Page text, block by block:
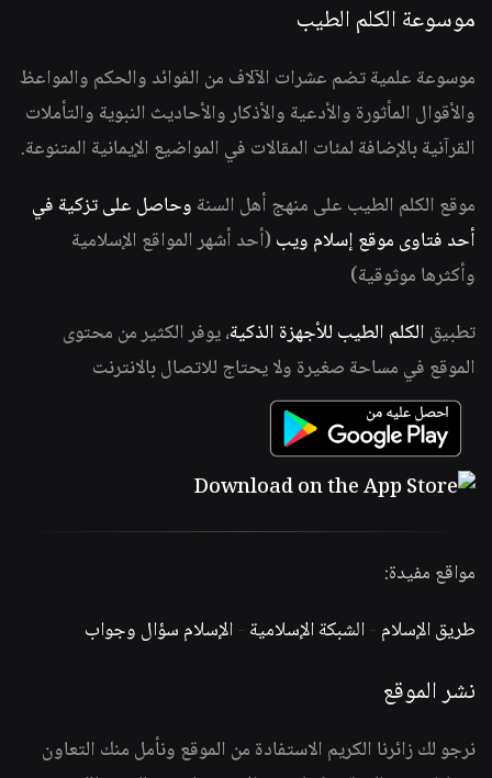
موسوعة الكلم الطيب
موسوعة علمية تضم عشرات الآلاف من الفوائد والحكم والمواعظ
والأقوال المأثورة والأدعية والأذكار والأحاديث النبوية والتأملات
القرآنية بالإضافة لمئات المقالات في المواضيع الإيمانية المتنوعة.
موقع الكلم الطيب على منهج أهل السنة وحاصل على تزكية في
أحد فتاوى موقع إسلام ويب (أحد أشهر المواقع الإسلامية
وأكثرها موثوقية)
تطبيق الكلم الطيب للأجهزة الذكية، يوفر الكثير من محتوى
الموقع في مساحة صغيرة ولا يحتاج للاتصال بالانترنت
مواقع مفيدة:
طريق الإسلام -الشبكة الإسلامية -الإسلام سؤال وجواب
نشر الموقع
نرجو لك زائرنا الكريم الاستفادة من الموقع ونأمل منك التعاون